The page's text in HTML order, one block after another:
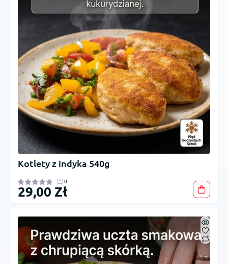
Kotlety z indyka 540g
0
29,00 Zł